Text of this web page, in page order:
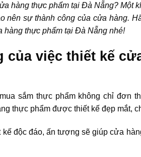
hàng thực phẩm tại Đà Nẵng? Một
nên sự thành công của cửa hàng.
hàng thực phẩm tại Đà Nẵng nhé!
của việc thiết kế
sắm thực phẩm không chỉ đơn
thực phẩm được thiết kế đẹp mắt,
độc đáo, ấn tượng sẽ giúp cửa